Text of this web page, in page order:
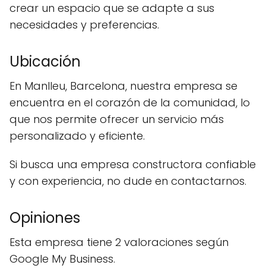
crear un espacio que se adapte a sus
necesidades y preferencias.
Ubicación
En Manlleu, Barcelona, nuestra empresa se
encuentra en el corazón de la comunidad, lo
que nos permite ofrecer un servicio más
personalizado y eficiente.
Si busca una empresa constructora confiable
y con experiencia, no dude en contactarnos.
Opiniones
Esta empresa tiene 2 valoraciones según
Google My Business.